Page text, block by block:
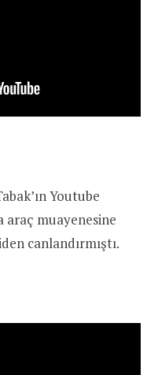
Youtube
araç muayenesine
canlandırmıştı.